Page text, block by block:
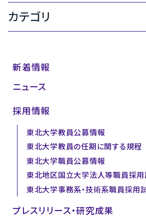
カテゴリ
新着情報
ニュース
採用情報
東北大学教員公募情報
東北大学教員の任期に関する規程
東北大学職員公募情報
東北地区国立大学法人等職員採
東北大学事務系・技術系職員採用
プレスリリース・研究成果